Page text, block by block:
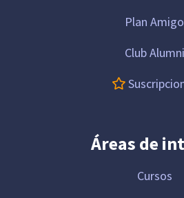
Plan Amigo
Club Alumni
Áreas de
Cursos